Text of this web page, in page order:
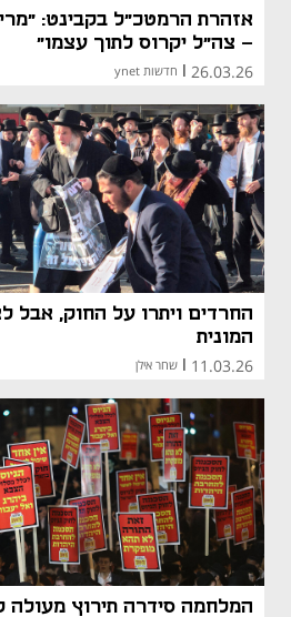
- צה"ל יקרוס לתוך עצמו"
26.03.26
| חדשות ynet
החרדים ויתרו על החוק, אבל
המונית
11.03.26
| שחר אילן
המלחמה סידרה תירוץ מעולה